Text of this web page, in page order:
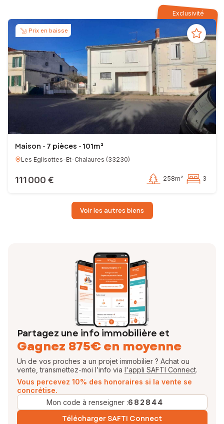
Exclusivité
Prix en baisse
Maison - 7 pièces - 101m²
Les Eglisottes-Et-Chalaures (33230)
111 000 € 258m² 3
Voir les autres biens
Partagez une info immobilière et
Gagnez 875€ en moyenne
Un de vos proches a un projet immobilier ? Achat ou
vente, transmettez-moi l’info via l'appli SAFTI Connect.
Vous percevez 10% des honoraires si la vente se
concrétise.
Mon code à renseigner :682844
Télécharger SAFTI Connect